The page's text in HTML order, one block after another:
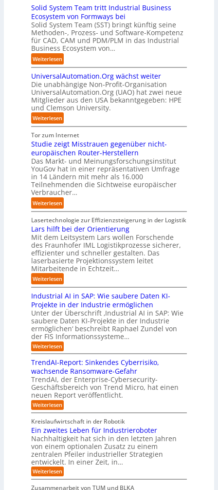
a
h
r
e
n
f
ü
r
d
e
n
G
i
g
a
c
t
o
r
y
-
A
u
b
a
u
u
m
C
o
-
C
E
O
e
c
h
e
n
z
e
n
t
r
e
n
i
n
D
e
u
t
s
c
h
l
a
n
d
:
T
r
e
f
f
p
u
k
t
f
ü
r
p
r
a
x
i
s
n
a
h
e
A
u
t
o
m
a
t
i
s
i
e
r
u
n
g
s
l
ö
s
u
n
g
e
n
b
:
D
i
s
r
u
p
t
b
l
i
c
k
t
f
d
i
e
Z
u
k
u
f
t
d
e
r
I
n
d
u
s
t
r
i
e
a
u
t
o
m
a
t
i
s
i
e
r
u
n
g
Solid System Team tritt Industrial Business
Ecosystem von Formways bei
Solid System Team (SST) bringt künftig seine
Methoden-, Prozess- und Software-Kompetenz
für CAD, CAM und PDM/PLM in das Industrial
Business Ecosystem von…
Weiterlesen:
S
o
l
i
d
S
y
s
t
e
m
T
e
a
m
t
r
i
t
I
n
d
u
s
t
r
a
l
u
s
i
n
s
s
E
c
o
s
y
s
t
e
m
o
n
F
UniversalAutomation.Org wächst weiter
Die unabhängige Non-Profit-Organisation
UniversalAutomation.Org (UAO) hat zwei neue
Mitglieder aus den USA bekanntgegeben: HPE
und Clemson University.
Weiterlesen:
U
n
i
v
e
r
s
a
l
A
u
o
m
a
t
i
o
n
.
O
r
g
w
ä
c
h
s
t
w
e
i
t
e
r
Tor zum Internet
Studie zeigt Misstrauen gegenüber nicht-
europäischen Router-Herstellern
Das Markt- und Meinungsforschungsinstitut
YouGov hat in einer repräsentativen Umfrage
in 14 Ländern mit mehr als 16.000
Teilnehmenden die Sichtweise europäischer
Verbraucher…
Weiterlesen:
S
t
u
d
i
e
z
e
g
t
M
i
s
s
t
r
a
u
e
n
g
e
g
e
n
b
e
n
i
c
Lasertechnologie zur Effizienzsteigerung in der Logistik
Lars hilft bei der Orientierung
Mit dem Leitsystem Lars wollen Forschende
des Fraunhofer IML Logistikprozesse sicherer,
effizienter und schneller gestalten. Das
laserbasierte Projektionssystem leitet
Mitarbeitende in Echtzeit…
Weiterlesen:
L
a
r
s
h
i
l
f
t
b
e
i
d
e
r
O
r
i
e
n
i
e
r
u
Industrial AI in SAP: Wie saubere Daten KI-
Projekte in der Industrie ermöglichen
Unter der Überschrift ‚Industrial AI in SAP: Wie
saubere Daten KI-Projekte in der Industrie
ermöglichen‘ beschreibt Raphael Zundel von
der FIS Informationssysteme…
Weiterlesen:
I
n
d
u
s
t
r
i
a
l
A
I
i
n
S
P
:
W
i
TrendAI-Report: Sinkendes Cyberrisiko,
wachsende Ransomware-Gefahr
TrendAI, der Enterprise-Cybersecurity-
Geschäftsbereich von Trend Micro, hat einen
neuen Report veröffentlicht.
Weiterlesen:
T
r
e
n
d
A
-
R
e
p
o
Kreislaufwirtschaft in der Robotik
Ein zweites Leben für Industrieroboter
Nachhaltigkeit hat sich in den letzten Jahren
von einem optionalen Zusatz zu einem
zentralen Pfeiler industrieller Strategien
entwickelt. In einer Zeit, in…
Weiterlesen:
E
Zusammenarbeit von TUM und BLKA